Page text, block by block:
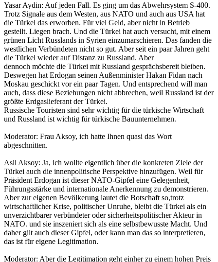
Yasar Aydin: Auf jeden Fall. Es ging um das Abwehrsystem S-400.
Trotz Signale aus dem Westen, aus NATO und auch aus USA hat
die Türkei das erworben. Für viel Geld, aber nicht in Betrieb
gestellt. Liegen brach. Und die Türkei hat auch versucht, mit einem
grünen Licht Russlands in Syrien einzumarschieren. Das fanden die
westlichen Verbündeten nicht so gut. Aber seit ein paar Jahren geht
die Türkei wieder auf Distanz zu Russland. Aber
dennoch möchte die Türkei mit Russland gesprächsbereit bleiben.
Deswegen hat Erdogan seinen Außenminister Hakan Fidan nach
Moskau geschickt vor ein paar Tagen. Und entsprechend will man
auch, dass diese Beziehungen nicht abbrechen, weil Russland ist der
größte Erdgaslieferant der Türkei.
Russische Touristen sind sehr wichtig für die türkische Wirtschaft
und Russland ist wichtig für türkische Bauunternehmen.
Moderator: Frau Aksoy, ich hatte Ihnen quasi das Wort
abgeschnitten.
Asli Aksoy: Ja, ich wollte eigentlich über die konkreten Ziele der
Türkei auch die innenpolitische Perspektive hinzufügen. Weil für
Präsident Erdogan ist dieser NATO-Gipfel eine Gelegenheit,
Führungsstärke und internationale Anerkennung zu demonstrieren.
Aber zur eigenen Bevölkerung lautet die Botschaft so,trotz
wirtschaftlicher Krise, politischer Unruhe, bleibt die Türkei als ein
unverzichtbarer verbündeter oder sicherheitspolitischer Akteur in
NATO. und sie inszeniert sich als eine selbstbewusste Macht. Und
daher gilt auch dieser Gipfel, oder kann man das so interpretieren,
das ist für eigene Legitimation.
Moderator: Aber die Legitimation geht einher zu einem hohen Preis